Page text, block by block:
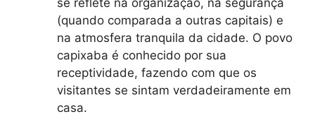
(quando comparada a outras capitais) e
na atmosfera tranquila da cidade. O povo
capixaba é conhecido por sua
receptividade, fazendo com que os
visitantes se sintam verdadeiramente em
casa.